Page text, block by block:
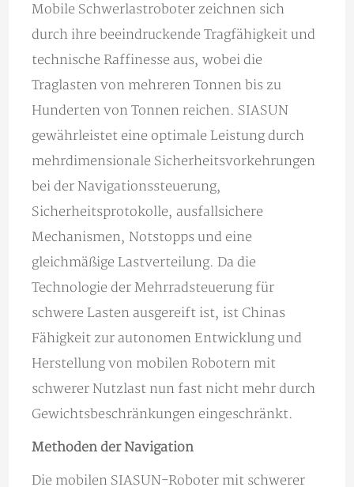
Mobile Schwerlastroboter zeichnen sich
durch ihre beeindruckende Tragfähigkeit und
technische Raffinesse aus, wobei die
Traglasten von mehreren Tonnen bis zu
Hunderten von Tonnen reichen. SIASUN
gewährleistet eine optimale Leistung durch
mehrdimensionale Sicherheitsvorkehrungen
bei der Navigationssteuerung,
Sicherheitsprotokolle, ausfallsichere
Mechanismen, Notstopps und eine
gleichmäßige Lastverteilung. Da die
Technologie der Mehrradsteuerung für
schwere Lasten ausgereift ist, ist Chinas
Fähigkeit zur autonomen Entwicklung und
Herstellung von mobilen Robotern mit
schwerer Nutzlast nun fast nicht mehr durch
Gewichtsbeschränkungen eingeschränkt.
Methoden der Navigation
Die mobilen SIASUN-Roboter mit schwerer